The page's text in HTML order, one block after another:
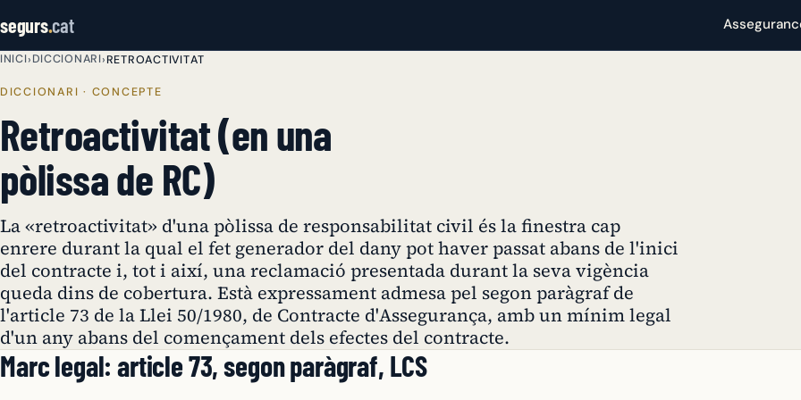
segurs.cat
INICI›DICCIONARI›RETROACTIVITAT
DICCIONARI · CONCEPTE
Retroactivitat (en una
pòlissa de RC)
La «retroactivitat» d'una pòlissa de responsabilitat civil és la finestra cap
enrere durant la qual el fet generador del dany pot haver passat abans de l'inici
del contracte i, tot i així, una reclamació presentada durant la seva vigència
queda dins de cobertura. Està expressament admesa pel segon paràgraf de
l'article 73 de la Llei 50/1980, de Contracte d'Assegurança, amb un mínim legal
d'un any abans del començament dels efectes del contracte.
Marc legal: article 73, segon paràgraf, LCS